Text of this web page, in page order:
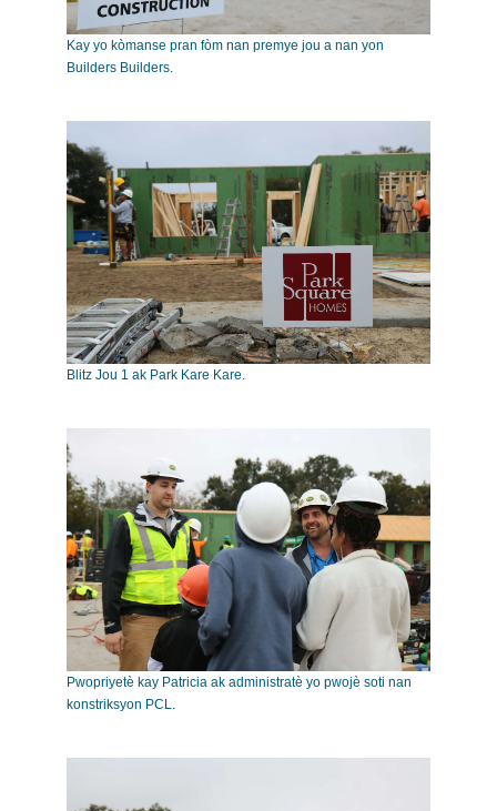
Kay yo kòmanse pran fòm nan premye jou a nan yon
Builders Builders.
Blitz Jou 1 ak Park Kare Kare.
Pwopriyetè kay Patricia ak administratè yo pwojè soti nan
konstriksyon PCL.